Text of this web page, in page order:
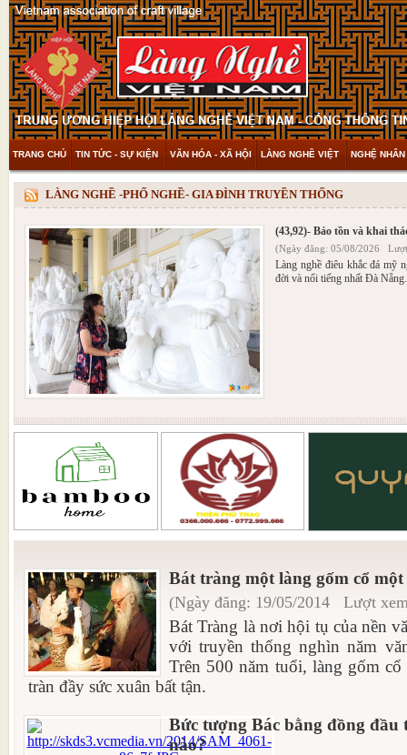
TRANG CHỦ TIN TỨC - SỰ KIỆN VĂN HÓA - XÃ HỘI LÀNG NGHỀ VIỆT NGHỆ
THAM KHẢO & KHÁM PHÁ VIDEO
LÀNG NGHỀ -PHỐ NGHỀ- GIA ĐÌNH TRUYỀN THỐNG
(43,92)- Bảo tồn và khai
(Ngày đăng: 05/08/2026
Làng nghề điêu khắc đá mỹ
đời và nổi tiếng nhất Đà
Bát tràng một làng gốm cổ
(Ngày đăng: 19/05/2014 Lượt
Bát Tràng là nơi hội tụ của nền
với truyền thống nghìn năm
Trên 500 năm tuổi, làng gốm
tràn đầy sức xuân bất tận.
Bức tượng Bác bằng đồng đầu
nào?